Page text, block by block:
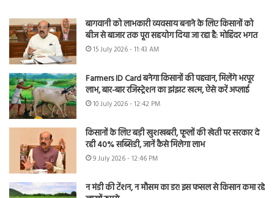
बागवानी को लाभकारी व्यवसाय बनाने के लिए किसानों को
बीज से बाजार तक पूरा सहयोग दिया जा रहा है: मोहिंदर भगत
15 July 2026 - 11:43 AM
Farmers ID Card बनेगा किसानों की पहचान, मिलेंगे भरपूर
लाभ, बार-बार रजिस्ट्रेशन का झंझट खत्म, ऐसे करें अप्लाई
10 July 2026 - 12:42 PM
किसानों के लिए बड़ी खुशखबरी, फूलों की खेती पर सरकार दे
रही 40% सब्सिडी, जानें कैसे मिलेगा लाभ
9 July 2026 - 12:46 PM
न मंडी की टेंशन, न मौसम का डर! इस फसल से किसान कमा रहे